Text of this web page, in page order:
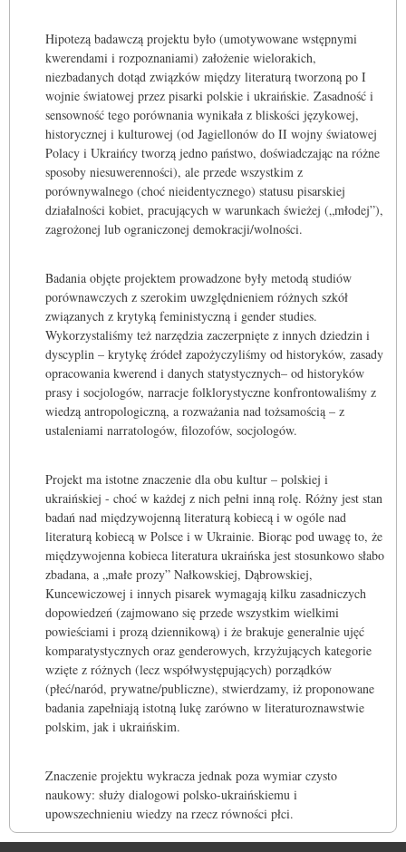
Hipotezą badawczą projektu było (umotywowane wstępnymi
kwerendami i rozpoznaniami) założenie wielorakich,
niezbadanych dotąd związków między literaturą tworzoną po I
wojnie światowej przez pisarki polskie i ukraińskie. Zasadność i
sensowność tego porównania wynikała z bliskości językowej,
historycznej i kulturowej (od Jagiellonów do II wojny światowej
Polacy i Ukraińcy tworzą jedno państwo, doświadczając na różne
sposoby niesuwerenności), ale przede wszystkim z
porównywalnego (choć nieidentycznego) statusu pisarskiej
działalności kobiet, pracujących w warunkach świeżej („młodej”),
zagrożonej lub ograniczonej demokracji/wolności.
Badania objęte projektem prowadzone były metodą studiów
porównawczych z szerokim uwzględnieniem różnych szkół
związanych z krytyką feministyczną i gender studies.
Wykorzystaliśmy też narzędzia zaczerpnięte z innych dziedzin i
dyscyplin – krytykę źródeł zapożyczyliśmy od historyków, zasady
opracowania kwerend i danych statystycznych– od historyków
prasy i socjologów, narracje folklorystyczne konfrontowaliśmy z
wiedzą antropologiczną, a rozważania nad tożsamością – z
ustaleniami narratologów, filozofów, socjologów.
Projekt ma istotne znaczenie dla obu kultur – polskiej i
ukraińskiej - choć w każdej z nich pełni inną rolę. Różny jest stan
badań nad międzywojenną literaturą kobiecą i w ogóle nad
literaturą kobiecą w Polsce i w Ukrainie. Biorąc pod uwagę to, że
międzywojenna kobieca literatura ukraińska jest stosunkowo słabo
zbadana, a „małe prozy” Nałkowskiej, Dąbrowskiej,
Kuncewiczowej i innych pisarek wymagają kilku zasadniczych
dopowiedzeń (zajmowano się przede wszystkim wielkimi
powieściami i prozą dziennikową) i że brakuje generalnie ujęć
komparatystycznych oraz genderowych, krzyżujących kategorie
wzięte z różnych (lecz współwystępujących) porządków
(płeć/naród, prywatne/publiczne), stwierdzamy, iż proponowane
badania zapełniają istotną lukę zarówno w literaturoznawstwie
polskim, jak i ukraińskim.
Znaczenie projektu wykracza jednak poza wymiar czysto
naukowy: służy dialogowi polsko-ukraińskiemu i
upowszechnieniu wiedzy na rzecz równości płci.